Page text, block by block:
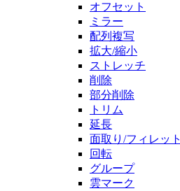
オフセット
ミラー
配列複写
拡大/縮小
ストレッチ
削除
部分削除
トリム
延長
面取り/フィレット
回転
グループ
雲マーク